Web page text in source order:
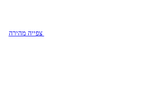
צפייה מהירה